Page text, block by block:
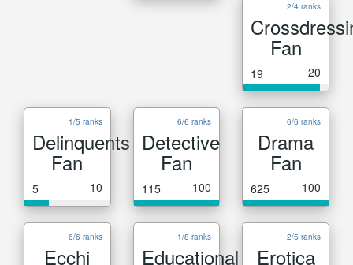
2/4 ranks
Fan
19 20
1/5 ranks
Delinquents
Fan
5 10
6/6 ranks
Detective
Fan
115 100
6/6 ranks
Drama
Fan
625 100
6/6 ranks
Ecchi
1/8 ranks
Educational
2/5 ranks
Erotica